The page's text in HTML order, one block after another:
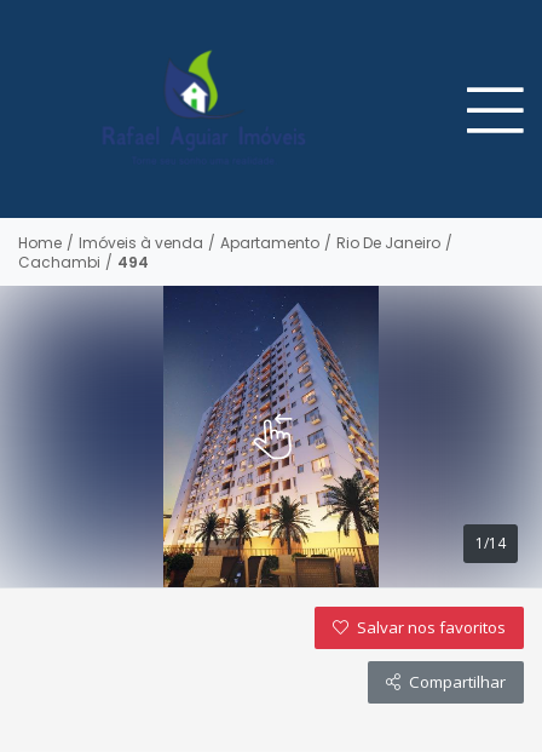
Home / Imóveis à venda / Apartamento / Rio De Janeiro /
Cachambi / 494
1/14
Salvar nos favoritos
Compartilhar